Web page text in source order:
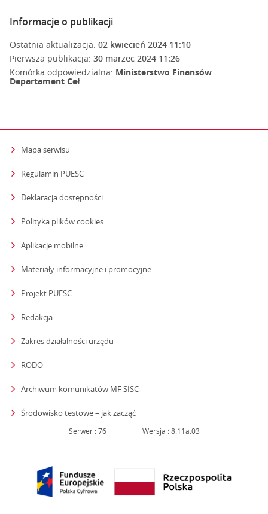
Informacje o publikacji
Ostatnia aktualizacja: 02 kwiecień 2024 11:10
Pierwsza publikacja: 30 marzec 2024 11:26
Komórka odpowiedzialna: Ministerstwo Finansów
Departament Ceł
Mapa serwisu
Regulamin PUESC
Deklaracja dostępności
Polityka plików cookies
Aplikacje mobilne
Materiały informacyjne i promocyjne
Projekt PUESC
Redakcja
Zakres działalności urzędu
RODO
Archiwum komunikatów MF SISC
Środowisko testowe – jak zacząćstrona otwiera się w nowym oknie
Serwer : 76 Wersja : 8.11a.03